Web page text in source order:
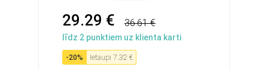
29.29 € 36.61 €
līdz 2 punktiem uz klienta karti
-20% Ietaupi 7.32 €